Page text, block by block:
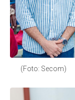
(Foto: Secom)